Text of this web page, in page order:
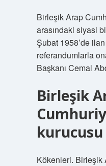
Birleşik Arap
arasındaki siyasi
Şubat 1958’de
referandumlarla
Başkanı Cemal
Birleşik
Kökenleri. Birleşik